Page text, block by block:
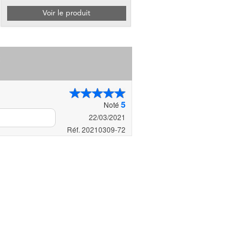
Voir le produit
Noté 5
22/03/2021
Réf. 20210309-72